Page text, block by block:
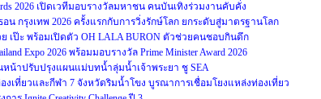
2026 เปิดเวทีมอบรางวัลมหาชน คนบันเทิงร่วมงานคับคั่ง
น กรุงเทพ 2026 ครั้งแรกกับการวิ่งรักษ์โลก ยกระดับสู่มาตรฐานโลก
เป๊ะ พร้อมเปิดตัว OH LALA BURON ตัวช่วยคนชอบกินดึก
Expo 2026 พร้อมมอบรางวัล Prime Minister Award 2026
น้าปรับปรุงแผนแม่บทน้ำลุ่มน้ำเจ้าพระยา ชู SEA
เที่ยวและกีฬา 7 จังหวัดริมน้ำโขง บูรณาการเชื่อมโยงแหล่งท่องเที่ยว